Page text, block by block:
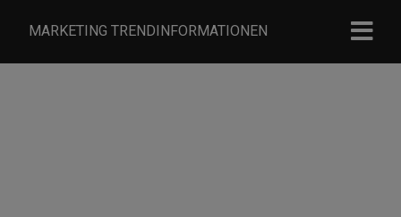
MARKETING TRENDINFORMATIONEN